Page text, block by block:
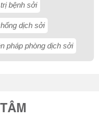
bệnh sởi
dịch sởi
pháp phòng dịch sởi